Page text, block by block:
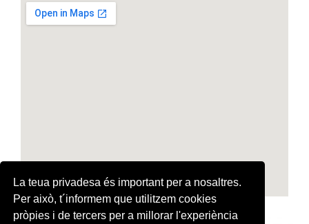
La teua privadesa és important per a nosaltres.
Per això, t´informem que utilitzem cookies
pròpies i de tercers per a millorar l'experiència